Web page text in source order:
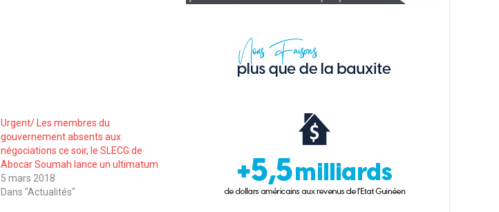
Urgent/ Les membres du
gouvernement absents aux
négociations ce soir, le SLECG de
Abocar Soumah lance un ultimatum
5 mars 2018
Dans "Actualités"